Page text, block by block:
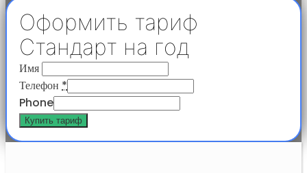
Оформить тариф
Стандарт на год
Имя
Телефон *
Phone
Купить тариф